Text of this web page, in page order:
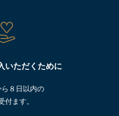
いただくために
８日以内の
付ます。